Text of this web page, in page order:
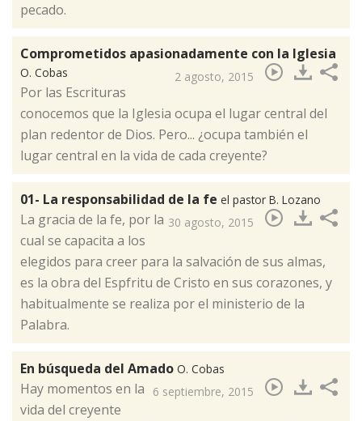
pecado.
Comprometidos apasionadamente con la Iglesia
O. Cobas 2 agosto, 2015
​Por las Escrituras
conocemos que la Iglesia ocupa el lugar central del
plan redentor de Dios. Pero... ¿ocupa también el
lugar central en la vida de cada creyente?
01- La responsabilidad de la fe el pastor B. Lozano
30 agosto, 2015
​La gracia de la fe, por la
cual se capacita a los
elegidos para creer para la salvación de sus almas,
es la obra del Espfritu de Cristo en sus corazones, y
habitualmente se realiza por el ministerio de la
Palabra.
En búsqueda del Amado O. Cobas
6 septiembre, 2015
Hay momentos en la
vida del creyente